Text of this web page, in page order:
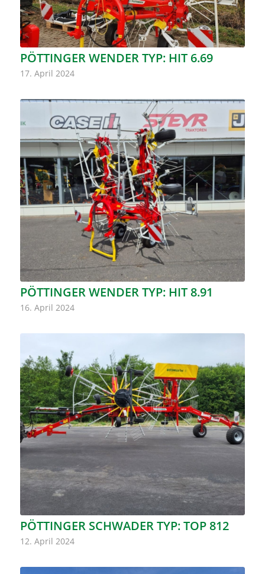
PÖTTINGER WENDER TYP: HIT 6.69
17. April 2024
PÖTTINGER WENDER TYP: HIT 8.91
16. April 2024
PÖTTINGER SCHWADER TYP: TOP 812
12. April 2024